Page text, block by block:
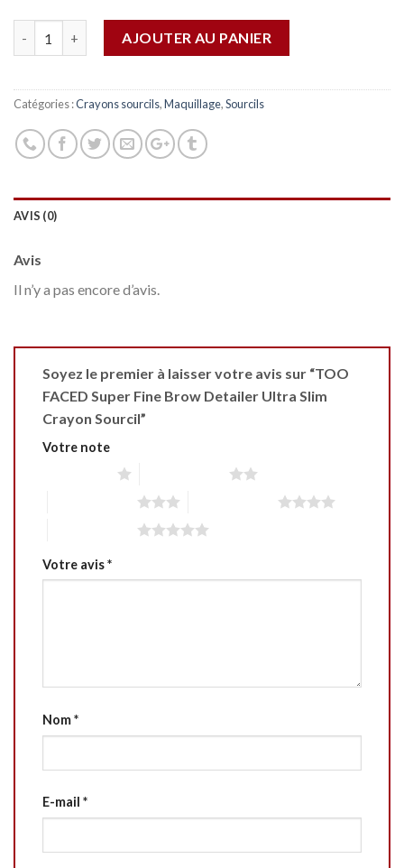
AJOUTER AU PANIER
Catégories :Crayons sourcils,Maquillage,Sourcils
AVIS (0)
Avis
Il n’y a pas encore d’avis.
Soyez le premier à laisser votre avis sur “TOO
FACED Super Fine Brow Detailer Ultra Slim
Crayon Sourcil”
Votre note
Votre avis*
Nom*
E-mail *